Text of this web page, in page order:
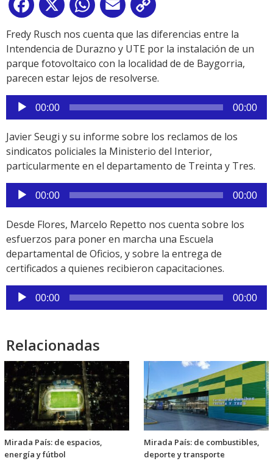
Facebook
X WhatsApp
Email
Link
Fredy Rusch nos cuenta que las diferencias entre la
Intendencia de Durazno y UTE por la instalación de un
parque fotovoltaico con la localidad de de Baygorria,
parecen estar lejos de resolverse.
Reproductor
de
audio
00:00 00:00
Javier Seugi y su informe sobre los reclamos de los
sindicatos policiales la Ministerio del Interior,
particularmente en el departamento de Treinta y Tres.
Reproductor
de
audio
00:00 00:00
Desde Flores, Marcelo Repetto nos cuenta sobre los
esfuerzos para poner en marcha una Escuela
departamental de Oficios, y sobre la entrega de
certificados a quienes recibieron capacitaciones.
Reproductor
de
00:00 00:00
Relacionadas
Mirada País: de espacios,
energía y fútbol
Mirada País: de combustibles,
deporte y transporte